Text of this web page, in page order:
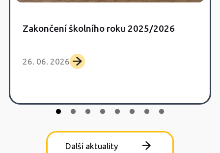
Zakončení školního roku 2025/2026
26. 06. 2026
Další aktuality